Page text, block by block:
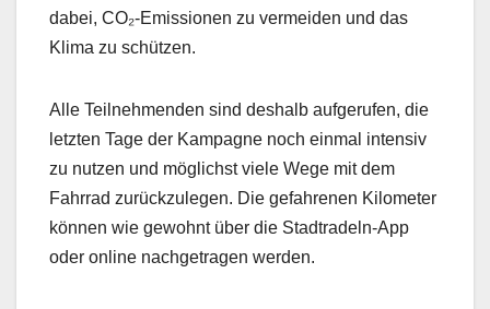
dabei, CO₂-Emissionen zu vermeiden und das
Klima zu schützen.
Alle Teilnehmenden sind deshalb aufgerufen, die
letzten Tage der Kampagne noch einmal intensiv
zu nutzen und möglichst viele Wege mit dem
Fahrrad zurückzulegen. Die gefahrenen Kilometer
können wie gewohnt über die Stadtradeln-App
oder online nachgetragen werden.